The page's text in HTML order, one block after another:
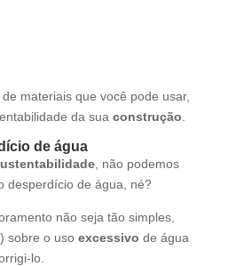
materiais que você pode usar,
da sua construção
de água
, não podemos
desperdício de água, né?
não seja tão simples,
sobre o uso excessivo de água
lo.